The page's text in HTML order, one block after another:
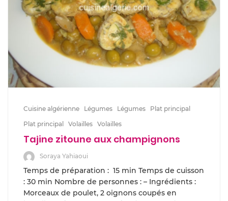
Cuisine algérienne Légumes Légumes
Plat principal
Plat principal
Volailles Volailles
Tajine zitoune aux champignons
Soraya Yahiaoui
Temps de préparation : 15 min Temps de cuisson
: 30 min Nombre de personnes : – Ingrédients :
Morceaux de poulet, 2 oignons coupés en